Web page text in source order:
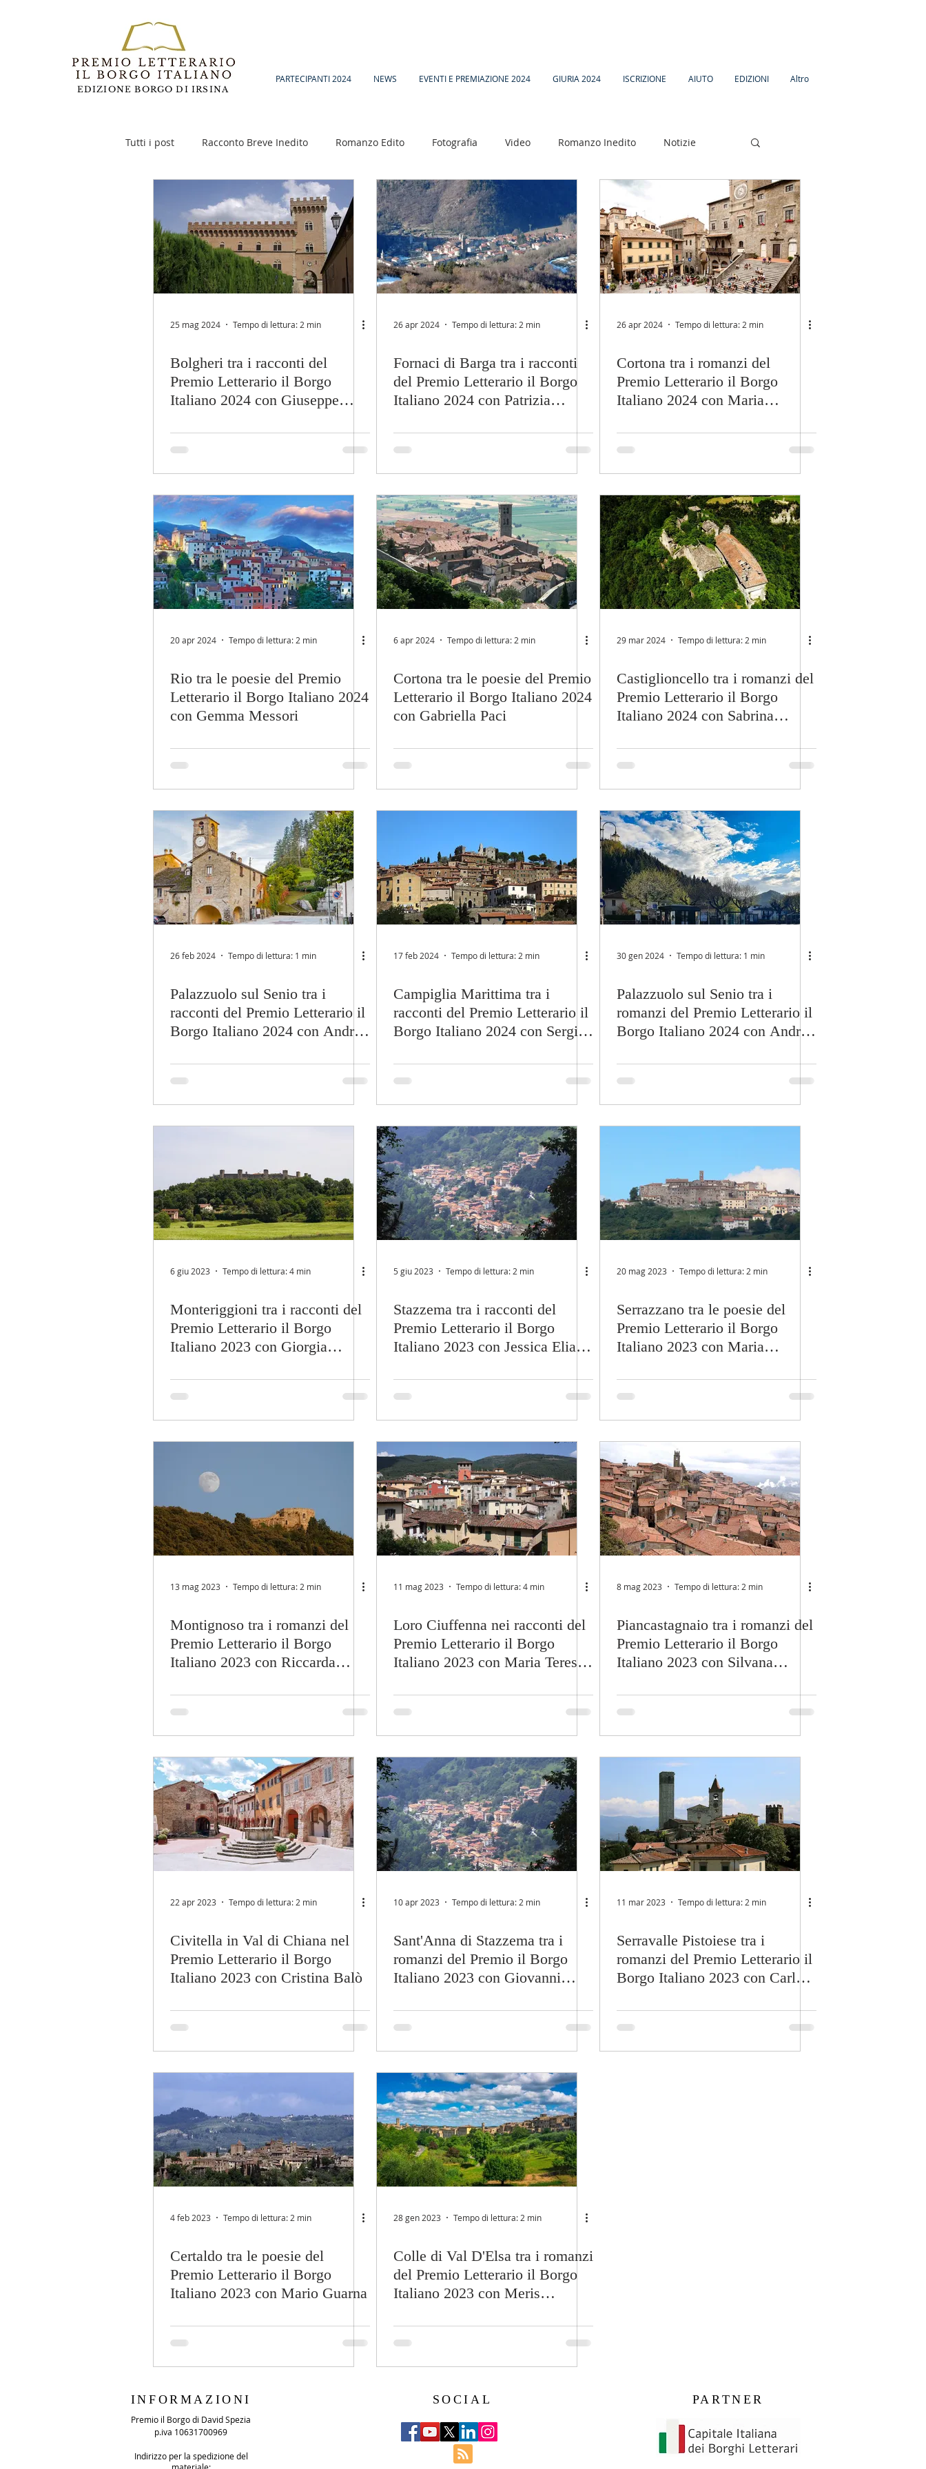
EDIZIONE BORGO DI IRSINA
PARTECIPANTI 2024 NEWS EVENTI E PREMIAZIONE 2024 GIURIA 2024 ISCRIZIONE AIUTO EDIZIONI Altro
Tutti i post Racconto Breve Inedito Romanzo Edito Fotografia Video Romanzo Inedito Notizie
Racconto Inedito 18
25 mag 2024 Tempo di lettura: 2 min
Bolgheri tra i racconti del
Premio Letterario il Borgo
Italiano 2024 con Giuseppe
26 apr 2024 Tempo di lettura: 2 min
Fornaci di Barga tra i racconti
del Premio Letterario il Borgo
Italiano 2024 con Patrizia
26 apr 2024 Tempo di lettura: 2 min
Cortona tra i romanzi del
Premio Letterario il Borgo
Italiano 2024 con Maria
20 apr 2024 Tempo di lettura: 2 min
Rio tra le poesie del Premio
Letterario il Borgo Italiano 2024
con Gemma Messori
6 apr 2024 Tempo di lettura: 2 min
Cortona tra le poesie del Premio
Letterario il Borgo Italiano 2024
con Gabriella Paci
29 mar 2024 Tempo di lettura: 2 min
Castiglioncello tra i romanzi del
Premio Letterario il Borgo
Italiano 2024 con Sabrina
26 feb 2024 Tempo di lettura: 1 min
Palazzuolo sul Senio tra i
racconti del Premio Letterario il
Borgo Italiano 2024 con Andrea
17 feb 2024 Tempo di lettura: 2 min
Campiglia Marittima tra i
racconti del Premio Letterario il
Borgo Italiano 2024 con Sergio
30 gen 2024 Tempo di lettura: 1 min
Palazzuolo sul Senio tra i
romanzi del Premio Letterario il
Borgo Italiano 2024 con Andrea
6 giu 2023 Tempo di lettura: 4 min
Monteriggioni tra i racconti del
Premio Letterario il Borgo
Italiano 2023 con Giorgia
5 giu 2023 Tempo di lettura: 2 min
Stazzema tra i racconti del
Premio Letterario il Borgo
Italiano 2023 con Jessica Elia
20 mag 2023 Tempo di lettura: 2 min
Serrazzano tra le poesie del
Premio Letterario il Borgo
Italiano 2023 con Maria
13 mag 2023 Tempo di lettura: 2 min
Montignoso tra i romanzi del
Premio Letterario il Borgo
Italiano 2023 con Riccarda
11 mag 2023 Tempo di lettura: 4 min
Loro Ciuffenna nei racconti del
Premio Letterario il Borgo
Italiano 2023 con Maria Teresa
8 mag 2023 Tempo di lettura: 2 min
Piancastagnaio tra i romanzi del
Premio Letterario il Borgo
Italiano 2023 con Silvana
22 apr 2023 Tempo di lettura: 2 min
Civitella in Val di Chiana nel
Premio Letterario il Borgo
Italiano 2023 con Cristina Balò
10 apr 2023 Tempo di lettura: 2 min
Sant'Anna di Stazzema tra i
romanzi del Premio il Borgo
Italiano 2023 con Giovanni
11 mar 2023 Tempo di lettura: 2 min
Serravalle Pistoiese tra i
romanzi del Premio Letterario il
Borgo Italiano 2023 con Carla
4 feb 2023 Tempo di lettura: 2 min
Certaldo tra le poesie del
Premio Letterario il Borgo
Italiano 2023 con Mario Guarna
28 gen 2023 Tempo di lettura: 2 min
Colle di Val D'Elsa tra i romanzi
del Premio Letterario il Borgo
Italiano 2023 con Meris
INFORMAZIONI
Premio il Borgo di David Spezia
p.iva 10631700969
Indirizzo per la spedizione del
SOCIAL PARTNER